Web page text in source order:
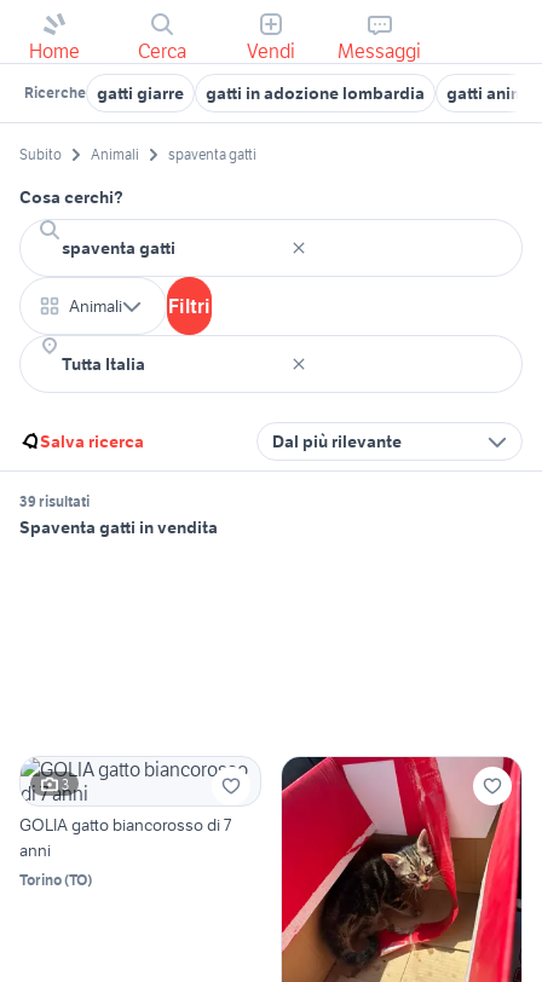
Home Cerca Vendi Messaggi
Ricerche gatti giarre gatti in adozione lombardia gatti
Subito Animali spaventa gatti
Cosa cerchi?
Animali Filtri
Salva ricerca Dal più rilevante
39 risultati
Spaventa gatti in vendita
3
GOLIA gatto biancorosso di 7
anni
Torino(TO)